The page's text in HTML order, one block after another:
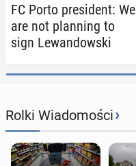
FC Porto pres­i­dent: We
are not plan­ning to
sign Lewandows­ki
Rolki Wiadomości›